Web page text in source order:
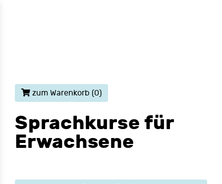
zum Warenkorb (0)
Sprachkurse für
Erwachsene